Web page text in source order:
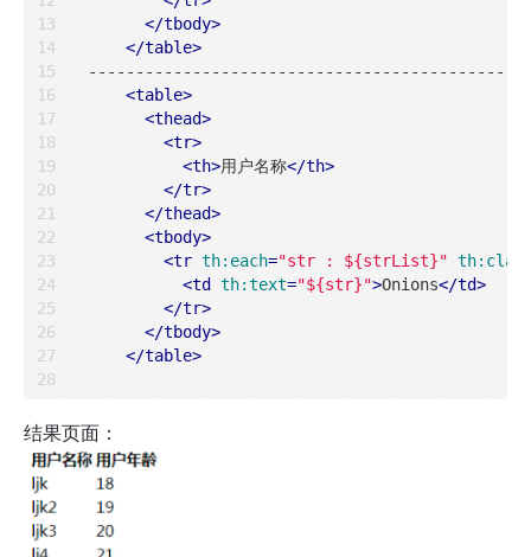
</tbody>
</table>
<table>
<thead>
<tr>
<th>用户名称</th>
</tr>
</thead>
<tbody>
<tr th:each="str : ${strList}"
<td th:text="${str}">Onions</td>
</tr>
</tbody>
</table>
结果页面：